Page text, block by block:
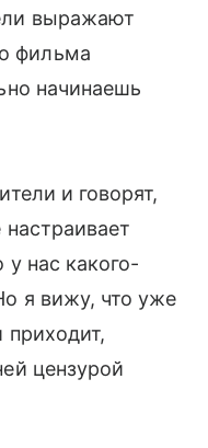
выражают
фильма
начинаешь
и говорят,
нас какого-
я вижу, что уже
приходит,
цензурой